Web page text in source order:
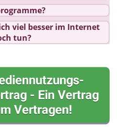
viel besser im Internet
tun?